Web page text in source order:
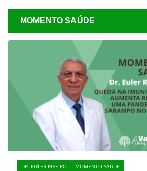
MOMENTO SAÚDE
DR. EULER RIBEIRO MOMENTO SAÚDE